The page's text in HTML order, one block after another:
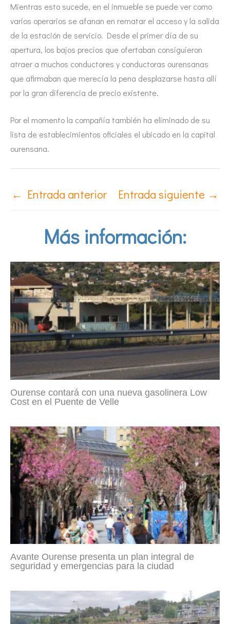
Mientras esto sucede, en el inmueble se puede ver como
varios operarios se afanan en rematar el acceso y la salida
de la estación de servicio. Desde el primer día de su
apertura, los bajos precios que ofertaban consiguieron
atraer a muchos conductores y conductoras ourensanas
que afirmaban que merecía la pena desplazarse hasta allí
por la gran diferencia de precio existente.
Por el momento la compañía también ha eliminado de su
lista de establecimientos oficiales el ubicado en la capital
ourensana.
← Entrada anterior Entrada siguiente →
Más información:
Ourense contará con una nueva gasolinera Low
Cost en el Puente de Velle
Avante Ourense presenta un plan integral de
seguridad y emergencias para la ciudad